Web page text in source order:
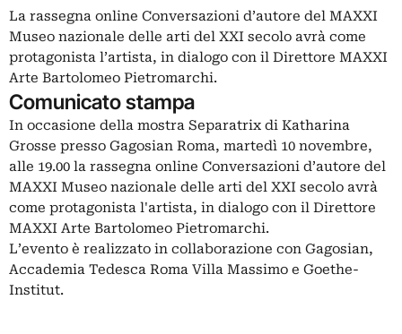
La rassegna online Conversazioni d’autore del MAXXI
Museo nazionale delle arti del XXI secolo avrà come
protagonista l’artista, in dialogo con il Direttore MAXXI
Arte Bartolomeo Pietromarchi.
Comunicato stampa
In occasione della mostra Separatrix di Katharina
Grosse presso Gagosian Roma, martedì 10 novembre,
alle 19.00 la rassegna online Conversazioni d’autore del
MAXXI Museo nazionale delle arti del XXI secolo avrà
come protagonista l'artista, in dialogo con il Direttore
MAXXI Arte Bartolomeo Pietromarchi.
L’evento è realizzato in collaborazione con Gagosian,
Accademia Tedesca Roma Villa Massimo e Goethe-
Institut.